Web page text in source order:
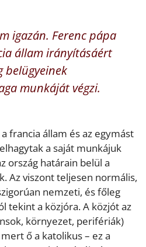
igazán. Ferenc pápa
állam irányításáért
belügyeinek
munkáját végzi.
francia állam és az egymást
a saját munkájuk
ország határain belül a
Az viszont teljesen normális,
nemzeti, és főleg
tekint a közjóra. A közjót az
környezet, perifériák)
ő a katolikus – ez a